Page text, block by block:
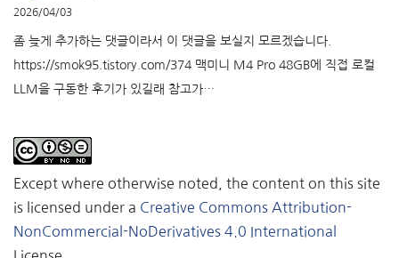
2026/04/03
좀 늦게 추가하는 댓글이라서 이 댓글을 보실지 모르겠습니다.
https://smok95.tistory.com/374 맥미니 M4 Pro 48GB에 직접 로컬
LLM을 구동한 후기가 있길래 참고가…
Except where otherwise noted, the content on this site
is licensed under a Creative Commons Attribution-
NonCommercial-NoDerivatives 4.0 International
License.